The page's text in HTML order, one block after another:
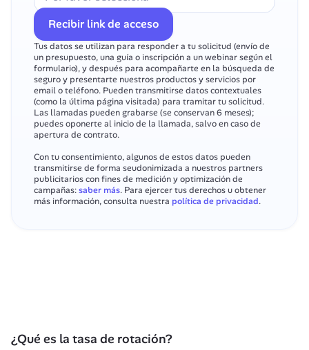
Recibir link de acceso
Tus datos se utilizan para responder a tu solicitud (envío de
un presupuesto, una guía o inscripción a un webinar según el
formulario), y después para acompañarte en la búsqueda de
seguro y presentarte nuestros productos y servicios por
email o teléfono. Pueden transmitirse datos contextuales
(como la última página visitada) para tramitar tu solicitud.
Las llamadas pueden grabarse (se conservan 6 meses);
puedes oponerte al inicio de la llamada, salvo en caso de
apertura de contrato.
Con tu consentimiento, algunos de estos datos pueden
transmitirse de forma seudonimizada a nuestros partners
publicitarios con fines de medición y optimización de
campañas: saber más. Para ejercer tus derechos u obtener
más información, consulta nuestra política de privacidad.
¿Qué es la tasa de rotación?